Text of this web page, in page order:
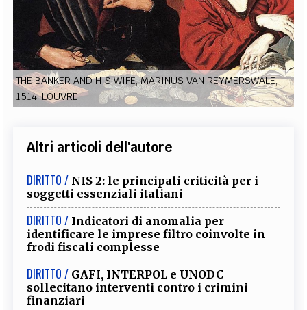
EXTRA
CODICI RUBRICHE LIBRI PROCEEDINGS PUBBLICITÀ CONTATTI
SOCIAL MEDIA
THE BANKER AND HIS WIFE, MARINUS VAN REYMERSWALE,
1514, LOUVRE
Altri articoli dell'autore
DIRITTO / NIS 2: le principali criticità per i
soggetti essenziali italiani
DIRITTO / Indicatori di anomalia per
identificare le imprese filtro coinvolte in
frodi fiscali complesse
DIRITTO / GAFI, INTERPOL e UNODC
sollecitano interventi contro i crimini
finanziari